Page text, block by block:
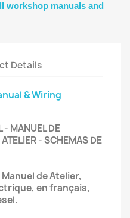
workshop manuals and
Details
& Wiring
- MANUEL DE
- SCHEMAS DE
de Atelier,
en français,